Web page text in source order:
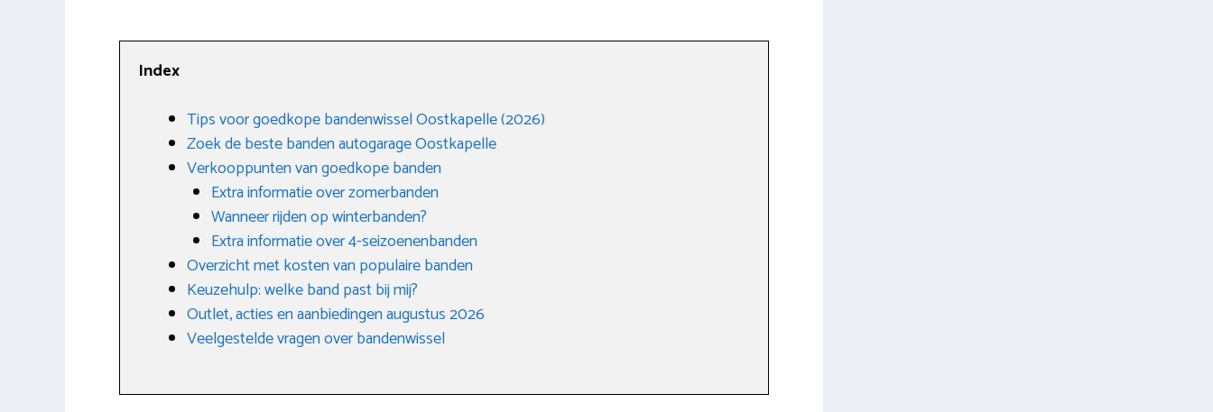
Index
Tips voor goedkope bandenwissel Oostkapelle (2026)
Zoek de beste banden autogarage Oostkapelle
Verkooppunten van goedkope banden
Extra informatie over zomerbanden
Wanneer rijden op winterbanden?
Extra informatie over 4-seizoenenbanden
Overzicht met kosten van populaire banden
Keuzehulp: welke band past bij mij?
Outlet, acties en aanbiedingen augustus 2026
Veelgestelde vragen over bandenwissel